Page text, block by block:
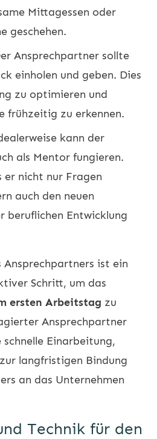
Mittagessen oder
geschehen.
Ansprechpartner sollte
einholen und geben. Dies
zu optimieren und
frühzeitig zu erkennen.
kann der
als Mentor fungieren.
er nicht nur Fragen
auch den neuen
beruflichen Entwicklung
Ansprechpartners ist ein
Schritt, um das
ersten Arbeitstag zu
Ansprechpartner
Einarbeitung,
langfristigen Bindung
an das Unternehmen
Technik für den